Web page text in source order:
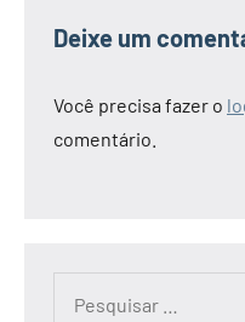
Deixe um
Você precisa fazer o
comentário.